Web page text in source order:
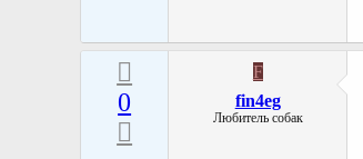
0
F
fin4eg
Любитель собак